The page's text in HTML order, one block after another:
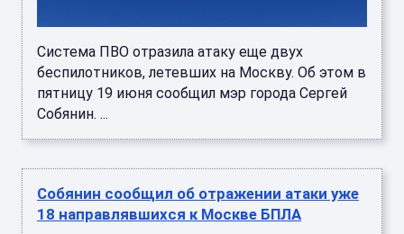
Система ПВО отразила атаку еще двух
беспилотников, летевших на Москву. Об этом в
пятницу 19 июня сообщил мэр города Сергей
Собянин. ...
Собянин сообщил об отражении атаки уже
18 направлявшихся к Москве БПЛА